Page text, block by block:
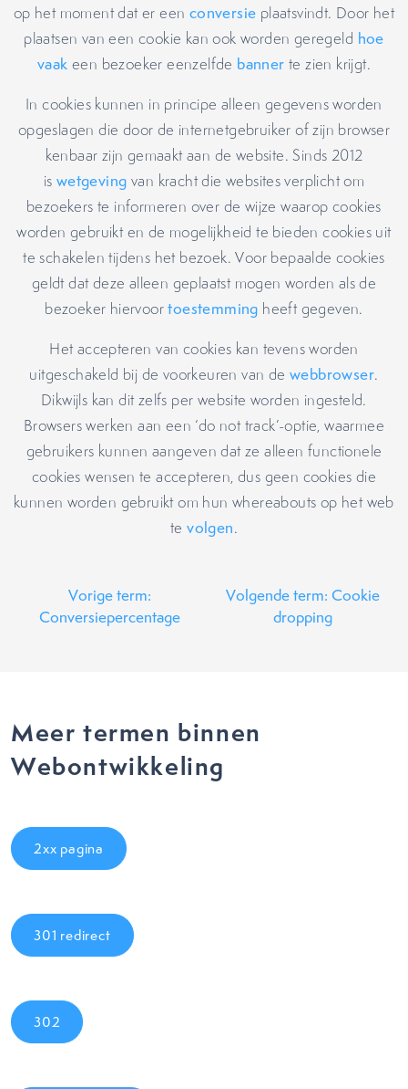
op het moment dat er een conversie plaatsvindt. Door het
plaatsen van een cookie kan ook worden geregeld hoe
vaak een bezoeker eenzelfde banner te zien krijgt.
In cookies kunnen in principe alleen gegevens worden
opgeslagen die door de internetgebruiker of zijn browser
kenbaar zijn gemaakt aan de website. Sinds 2012
is wetgeving van kracht die websites verplicht om
bezoekers te informeren over de wijze waarop cookies
worden gebruikt en de mogelijkheid te bieden cookies uit
te schakelen tijdens het bezoek. Voor bepaalde cookies
geldt dat deze alleen geplaatst mogen worden als de
bezoeker hiervoortoestemming heeft gegeven.
Het accepteren van cookies kan tevens worden
uitgeschakeld bij de voorkeuren van dewebbrowser.
Dikwijls kan dit zelfs per website worden ingesteld.
Browsers werken aan een ‘do not track’-optie, waarmee
gebruikers kunnen aangeven dat ze alleen functionele
cookies wensen te accepteren, dus geen cookies die
kunnen worden gebruikt om hun whereabouts op het web
tevolgen.
Vorige term:
Conversiepercentage
Volgende term: Cookie
dropping
Meer termen binnen
Webontwikkeling
2xx pagina
301 redirect
302